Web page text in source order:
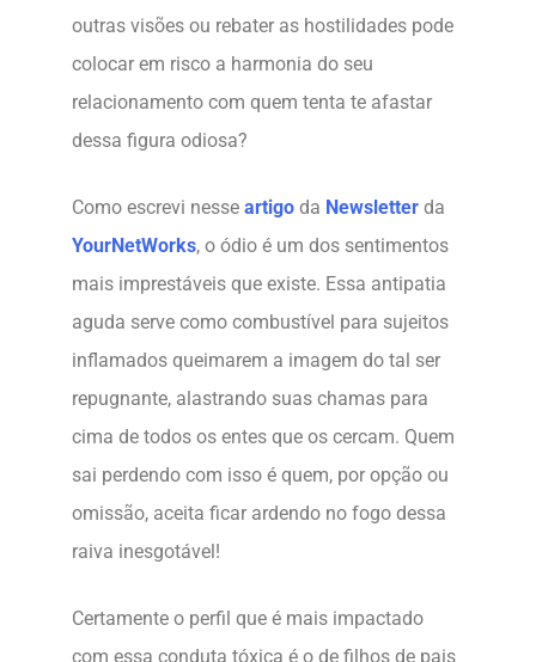
outras visões ou rebater as hostilidades pode
colocar em risco a harmonia do seu
relacionamento com quem tenta te afastar
dessa figura odiosa?
Como escrevi nesse artigo da Newsletter da
YourNetWorks, o ódio é um dos sentimentos
mais imprestáveis que existe. Essa antipatia
aguda serve como combustível para sujeitos
inflamados queimarem a imagem do tal ser
repugnante, alastrando suas chamas para
cima de todos os entes que os cercam. Quem
sai perdendo com isso é quem, por opção ou
omissão, aceita ficar ardendo no fogo dessa
raiva inesgotável!
Certamente o perfil que é mais impactado
com essa conduta tóxica é o de filhos de pais